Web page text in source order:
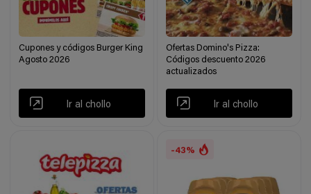
Cupones y códigos Burger King
Agosto 2026
Ir al chollo
Ofertas Domino's Pizza:
Códigos descuento 2026
actualizados
Ir al chollo
-43%